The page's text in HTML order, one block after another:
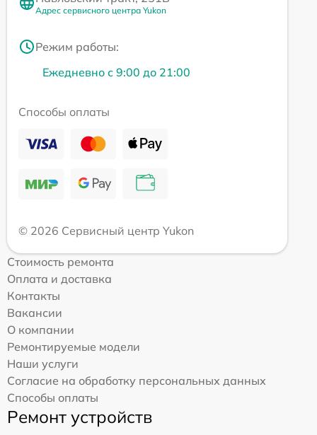
Адрес сервисного центра Yukon
Режим работы:
Ежедневно с 9:00 до 21:00
Способы оплаты
© 2026 Сервисный центр Yukon
Стоимость ремонта
Оплата и доставка
Контакты
Вакансии
О компании
Ремонтируемые модели
Наши услуги
Согласие на обработку персональных данных
Способы оплаты
Ремонт устройств